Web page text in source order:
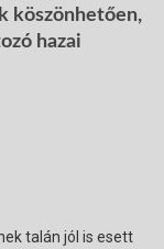
köszönhetően,
hazai
talán jól is esett